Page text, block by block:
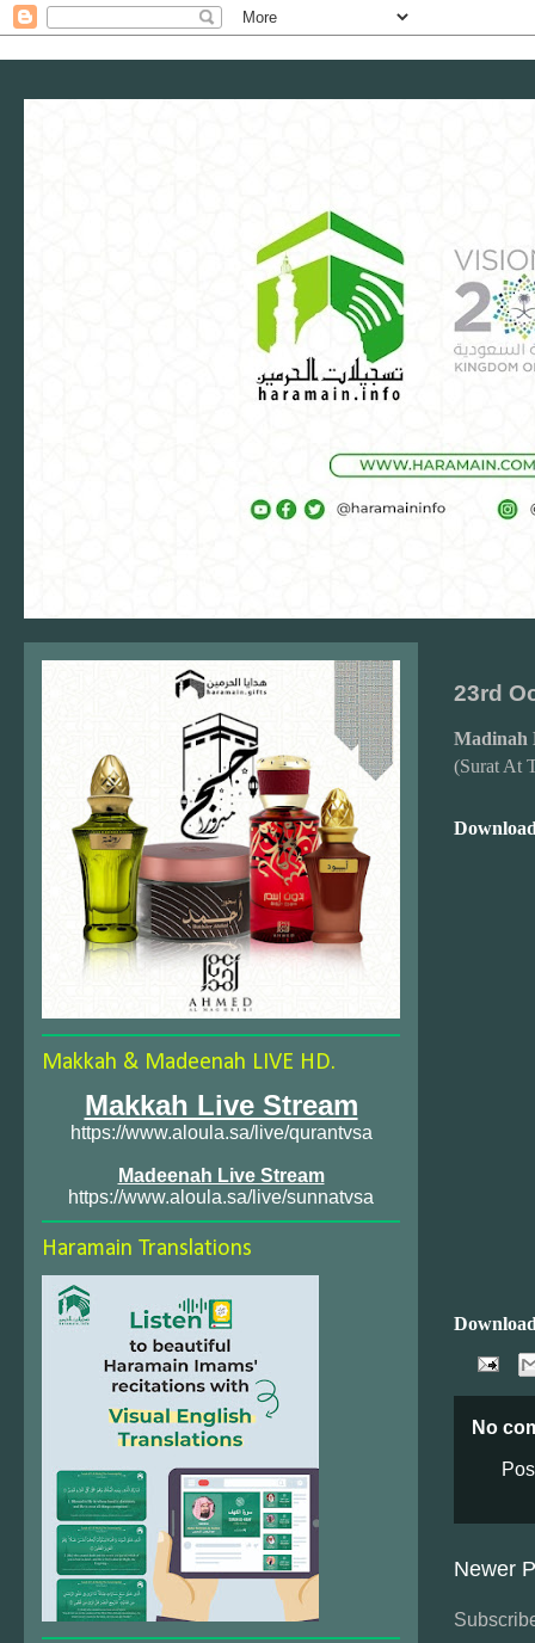
23rd
Madinah
(Surat At
No
Newer
Makkah & Madeenah LIVE HD.
Makkah Live Stream
https://www.aloula.sa/live/qurantvsa
Madeenah Live Stream
https://www.aloula.sa/live/sunnatvsa
Haramain Translations